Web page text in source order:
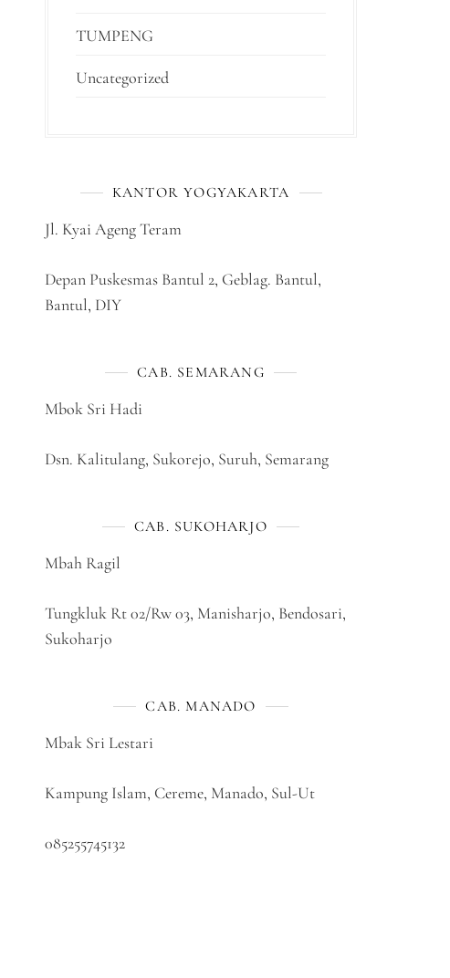
TUMPENG
Uncategorized
KANTOR YOGYAKARTA
Jl. Kyai Ageng Teram
Depan Puskesmas Bantul 2, Geblag. Bantul,
Bantul, DIY
CAB. SEMARANG
Mbok Sri Hadi
Dsn. Kalitulang, Sukorejo, Suruh, Semarang
CAB. SUKOHARJO
Mbah Ragil
Tungkluk Rt 02/Rw 03, Manisharjo, Bendosari,
Sukoharjo
CAB. MANADO
Mbak Sri Lestari
Kampung Islam, Cereme, Manado, Sul-Ut
085255745132